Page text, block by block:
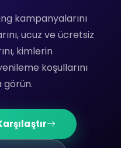
kampanyalarını
ucuz ve ücretsiz
kimlerin
koşullarını
görün.